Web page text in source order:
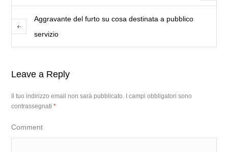
Aggravante del furto su cosa destinata a pubblico
servizio
Leave a Reply
Il tuo indirizzo email non sarà pubblicato.
I campi obbligatori sono
contrassegnati*
Comment